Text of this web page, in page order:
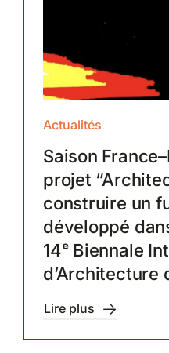
Actualités
Saison
projet
construire un
développé
14ᵉ Biennale
d’Architecture
Lire plus